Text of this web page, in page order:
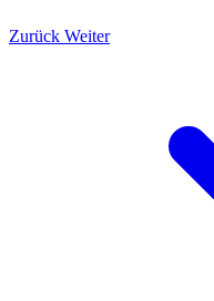
Zurück Weiter